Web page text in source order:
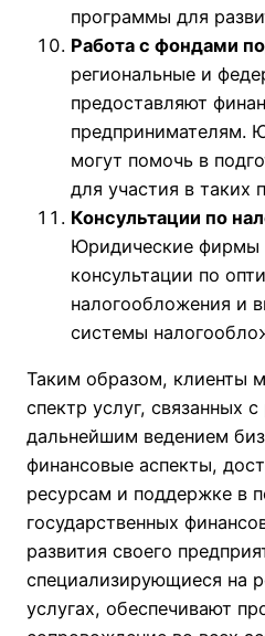
программы для
Работа с фондами
региональные и
предоставляют
предпринимателям.
могут помочь в
для участия в таких
Консультации по
Юридические фирмы
консультации по
налогообложения и
системы
Таким образом, клиенты
спектр услуг, связанных
дальнейшим ведением
финансовые аспекты,
ресурсам и поддержке в
государственных
развития своего
специализирующиеся на
услугах, обеспечивают